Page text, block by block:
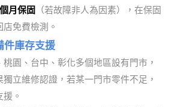
月保固
（若故障非人為因素），在保固
免費檢測。
件庫存支援
園、台中、彰化多個地區設有門市，
獨立維修認證，若某一門市零件不足，
。